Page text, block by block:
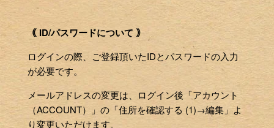
｟ ID/パスワードについて ｠
ログインの際、ご登録頂いたIDとパスワードの入力
が必要です。
メールアドレスの変更は、ログイン後「アカウント
（ACCOUNT）」の「住所を確認する (1)→編集」よ
り変更いただけます。